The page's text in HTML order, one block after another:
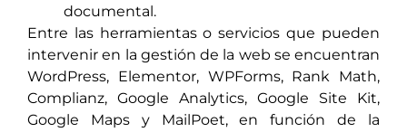
documental.
Entre las herramientas o servicios que pueden
intervenir en la gestión de la web se encuentran
WordPress, Elementor, WPForms, Rank Math,
Complianz, Google Analytics, Google Site Kit,
Google Maps y MailPoet, en función de la